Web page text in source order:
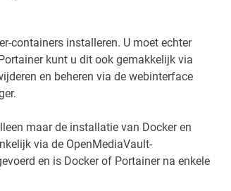
containers installeren. U moet echter
kunt u dit ook gemakkelijk via
en beheren via de webinterface
maar de installatie van Docker en
via de OpenMediaVault-
en is Docker of Portainer na enkele